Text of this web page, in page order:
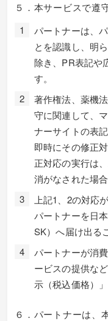
５．本サービスで遵
パートナーは、
とを認識し、明
除き、PR表記や
す。
著作権法、薬機
守に関連して、
ナーサイトの表
即時にその修正
正対応の実行は
消がなされた場
上記1、2の対応
パートナーを日
SK）へ届け出る
パートナーが消
ービスの提供な
示（税込価格）
６．パートナーは、